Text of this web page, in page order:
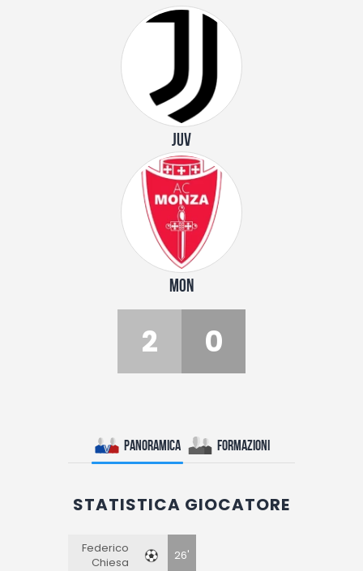
JUV
MON
2 0
Panoramica Formazioni
STATISTICA GIOCATORE
Federico
Chiesa
26'